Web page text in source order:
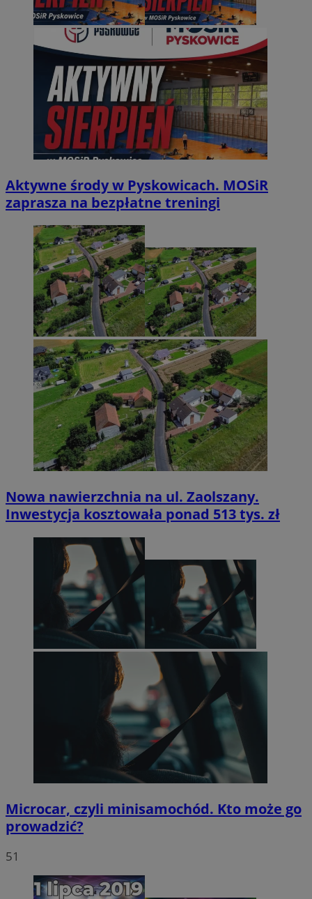
Aktywne środy w Pyskowicach. MOSiR
zaprasza na bezpłatne treningi
Nowa nawierzchnia na ul. Zaolszany.
Inwestycja kosztowała ponad 513 tys. zł
Microcar, czyli minisamochód. Kto może go
prowadzić?
51